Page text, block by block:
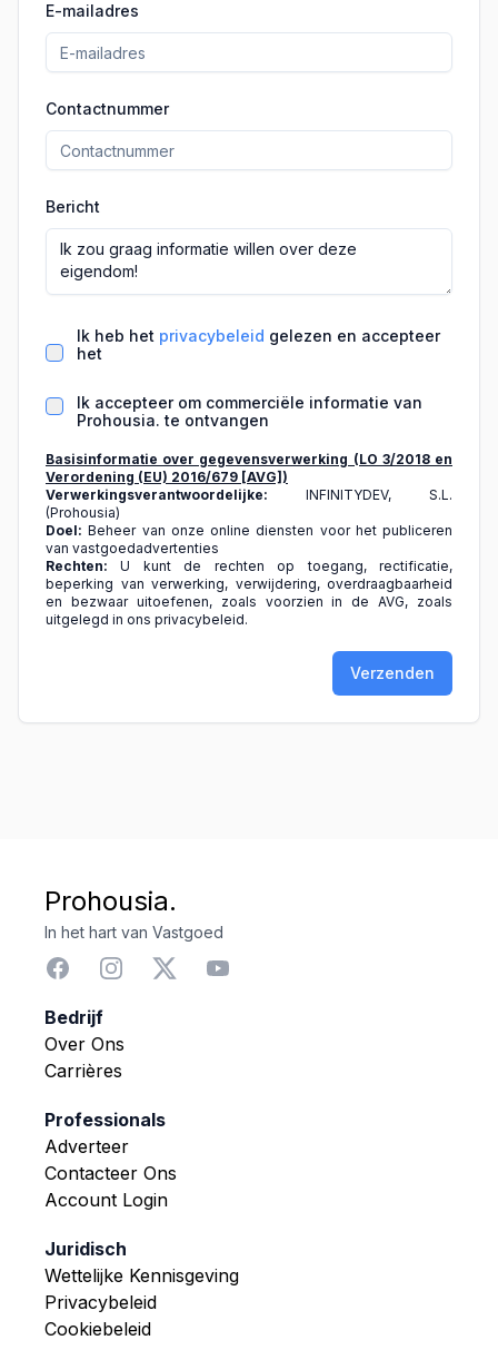
E-mailadres
Contactnummer
Bericht
Ik heb het privacybeleid gelezen en accepteer
het
Ik accepteer om commerciële informatie van
Prohousia. te ontvangen
Basisinformatie over gegevensverwerking (LO 3/2018 en
Verordening (EU) 2016/679 [AVG])
Verwerkingsverantwoordelijke: INFINITYDEV, S.L.
(Prohousia)
Doel: Beheer van onze online diensten voor het publiceren
van vastgoedadvertenties
Rechten: U kunt de rechten op toegang, rectificatie,
beperking van verwerking, verwijdering, overdraagbaarheid
en bezwaar uitoefenen, zoals voorzien in de AVG, zoals
uitgelegd in ons privacybeleid.
Verzenden
Prohousia.
In het hart van Vastgoed
Bedrijf
Over Ons
Carrières
Professionals
Adverteer
Contacteer Ons
Account Login
Juridisch
Wettelijke Kennisgeving
Privacybeleid
Cookiebeleid